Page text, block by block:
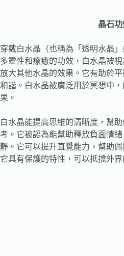
晶石
穿戴白水晶（也稱為「透明水晶
多靈性和療癒的功效，白水晶被
放大其他水晶的效果。它有助於
和諧。白水晶被廣泛用於冥想中
果。
白水晶能提高思維的清晰度，幫
考。它被認為能幫助釋放負面情
靜。它可以提升直覺能力，幫助
它具有保護的特性，可以抵擋外界